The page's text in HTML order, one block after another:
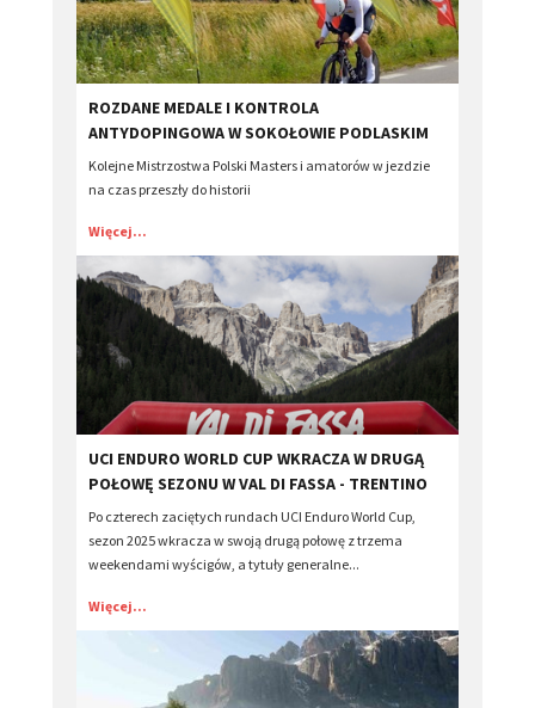
ROZDANE MEDALE I KONTROLA
ANTYDOPINGOWA W SOKOŁOWIE PODLASKIM
Kolejne Mistrzostwa Polski Masters i amatorów w jezdzie
na czas przeszły do historii
Więcej...
​UCI ENDURO WORLD CUP WKRACZA W DRUGĄ
POŁOWĘ SEZONU W VAL DI FASSA - TRENTINO
Po czterech zaciętych rundach UCI Enduro World Cup,
sezon 2025 wkracza w swoją drugą połowę z trzema
weekendami wyścigów, a tytuły generalne...
Więcej...